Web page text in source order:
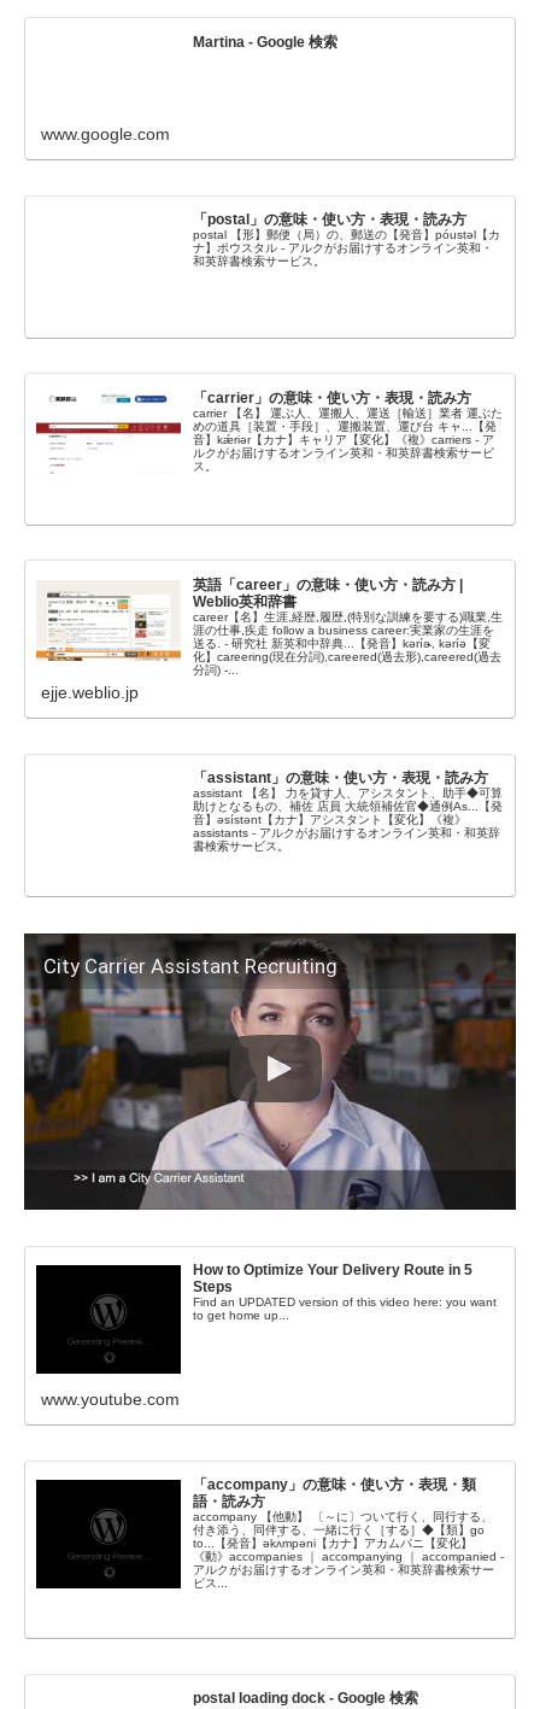
Martina - Google 検索
www.google.com
「postal」の意味・使い方・表現・読み方
postal 【形】郵便（局）の、郵送の【発音】póustəl【カ
ナ】ポウスタル - アルクがお届けするオンライン英和・
和英辞書検索サービス。
「carrier」の意味・使い方・表現・読み方
carrier 【名】 運ぶ人、運搬人、運送［輸送］業者 運ぶた
めの道具［装置・手段］、運搬装置、運び台 キャ...【発
音】kǽriər【カナ】キャリア【変化】《複》carriers - ア
ルクがお届けするオンライン英和・和英辞書検索サービ
ス。
英語「career」の意味・使い方・読み方 |
Weblio英和辞書
career【名】生涯,経歴,履歴,(特別な訓練を要する)職業,生
涯の仕事,疾走 follow a business career:実業家の生涯を
送る. - 研究社 新英和中辞典...【発音】kəríɚ, kəríə【変
化】careering(現在分詞),careered(過去形),careered(過去
分詞) -...
ejje.weblio.jp
「assistant」の意味・使い方・表現・読み方
assistant 【名】 力を貸す人、アシスタント、助手◆可算
助けとなるもの、補佐 店員 大統領補佐官◆通例As...【発
音】əsístənt【カナ】アシスタント【変化】《複》
assistants - アルクがお届けするオンライン英和・和英辞
書検索サービス。
City Carrier Assistant Recruiting
How to Optimize Your Delivery Route in 5
Steps
Find an UPDATED version of this video here: you want
to get home up...
www.youtube.com
「accompany」の意味・使い方・表現・類
語・読み方
accompany 【他動】 〔～に〕ついて行く、同行する、
付き添う、同伴する、一緒に行く［する］◆【類】go
to...【発音】əkʌ́mpəni【カナ】アカムパニ【変化】
《動》accompanies ｜ accompanying ｜ accompanied -
アルクがお届けするオンライン英和・和英辞書検索サー
ビス...
postal loading dock - Google 検索